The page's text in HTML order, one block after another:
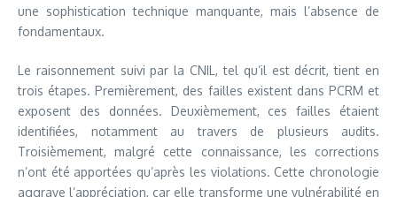
une sophistication technique manquante, mais l’absence de
fondamentaux.
Le raisonnement suivi par la CNIL, tel qu’il est décrit, tient en
trois étapes. Premièrement, des failles existent dans PCRM et
exposent des données. Deuxièmement, ces failles étaient
identifiées, notamment au travers de plusieurs audits.
Troisièmement, malgré cette connaissance, les corrections
n’ont été apportées qu’après les violations. Cette chronologie
aggrave l’appréciation, car elle transforme une vulnérabilité en